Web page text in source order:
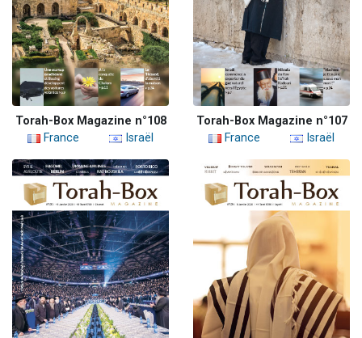
Torah-Box Magazine n°108
France
Israël
Torah-Box Magazine n°107
France
Israël